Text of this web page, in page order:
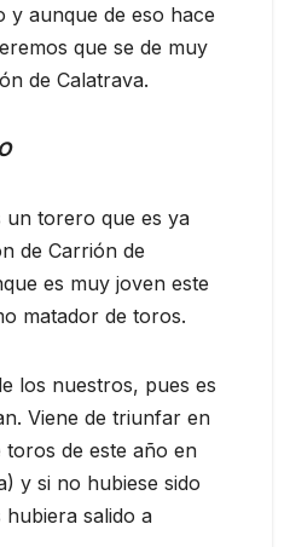
y aunque de eso hace
que se de muy
de Calatrava.
un torero que es ya
de Carrión de
es muy joven este
matador de toros.
los nuestros, pues es
Viene de triunfar en
de este año en
y si no hubiese sido
salido a